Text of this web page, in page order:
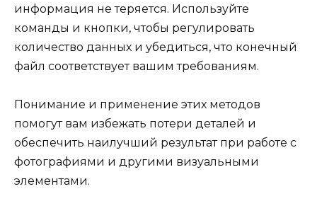
информация не теряется. Используйте
команды и кнопки, чтобы регулировать
количество данных и убедиться, что конечный
файл соответствует вашим требованиям.
Понимание и применение этих методов
помогут вам избежать потери деталей и
обеспечить наилучший результат при работе с
фотографиями и другими визуальными
элементами.